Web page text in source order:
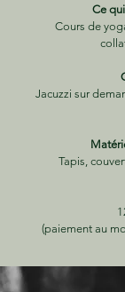
Ce
Cours de
Jacuzzi sur
Tapis,
(paiement au